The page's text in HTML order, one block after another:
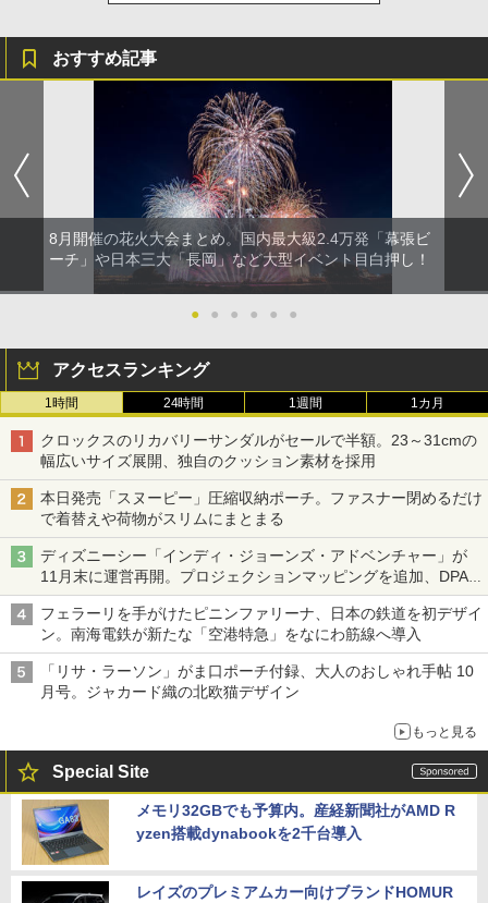
おすすめ記事
8月開催の花火大会まとめ。国内最大級2.4万発「幕張ビ
ーチ」や日本三大「長岡」など大型イベント目白押し！
● ● ● ● ● ●
アクセスランキング
1時間 24時間 1週間 1カ月
クロックスのリカバリーサンダルがセールで半額。23～31cmの
幅広いサイズ展開、独自のクッション素材を採用
本日発売「スヌーピー」圧縮収納ポーチ。ファスナー閉めるだけ
で着替えや荷物がスリムにまとまる
ディズニーシー「インディ・ジョーンズ・アドベンチャー」が
11月末に運営再開。プロジェクションマッピングを追加、DPA
は1500円
フェラーリを手がけたピニンファリーナ、日本の鉄道を初デザイ
ン。南海電鉄が新たな「空港特急」をなにわ筋線へ導入
「リサ・ラーソン」がま口ポーチ付録、大人のおしゃれ手帖 10
月号。ジャカード織の北欧猫デザイン
もっと見る
Special Site
メモリ32GBでも予算内。産経新聞社がAMD R
yzen搭載dynabookを2千台導入
レイズのプレミアムカー向けブランドHOMUR